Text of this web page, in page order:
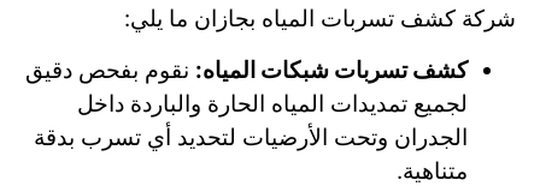
شركة كشف تسربات المياه بجازان ما يلي:
كشف تسربات شبكات المياه: نقوم بفحص دقيق
لجميع تمديدات المياه الحارة والباردة داخل
الجدران وتحت الأرضيات لتحديد أي تسرب بدقة
متناهية.